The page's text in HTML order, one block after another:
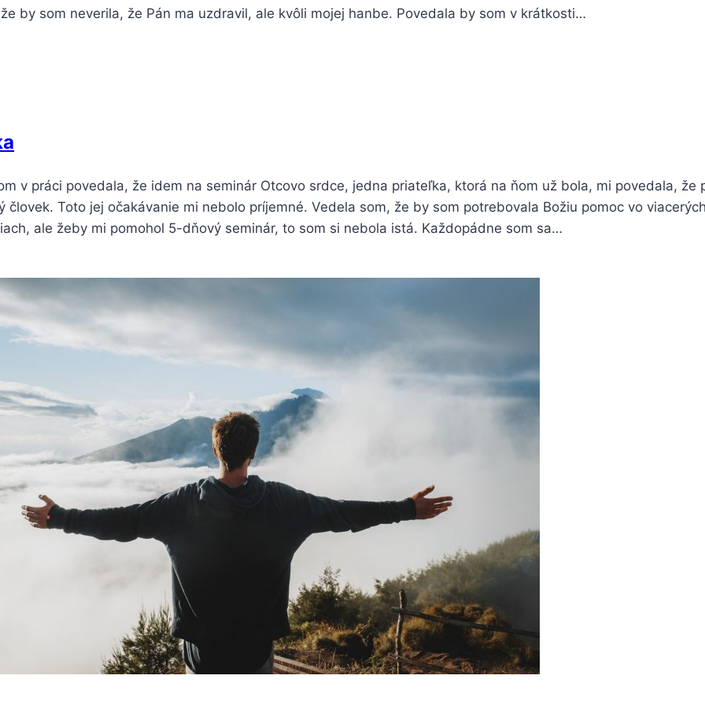
by som neverila, že Pán ma uzdravil, ale kvôli mojej hanbe. Povedala by som v krátkosti…
v práci povedala, že idem na seminár Otcovo srdce, jedna priateľka, ktorá na ňom už bola, mi povedala, že
človek. Toto jej očakávanie mi nebolo príjemné. Vedela som, že by som potrebovala Božiu pomoc vo viacerých
ale žeby mi pomohol 5-dňový seminár, to som si nebola istá. Každopádne som sa…